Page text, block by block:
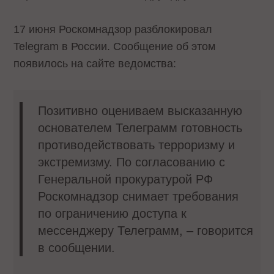
17 июня Роскомнадзор разблокировал
Telegram в России. Сообщение об этом
появилось на сайте ведомства:
Позитивно оцениваем высказанную
основателем Телеграмм готовность
противодействовать терроризму и
экстремизму. По согласованию с
Генеральной прокуратурой РФ
Роскомнадзор снимает требования
по ограничению доступа к
мессенджеру Телеграмм, – говорится
в сообщении.